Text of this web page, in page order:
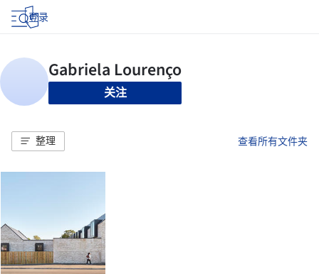
登录
关注
整理 查看所有文件夹